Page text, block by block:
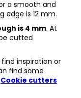
a smooth and
edge is 12 mm.
is 4 mm. At
cutted
inspiration or
find some
Cookie cutters